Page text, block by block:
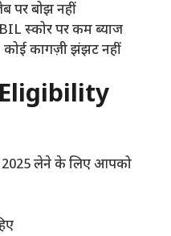
पर बोझ नहीं
स्कोर पर कम ब्याज
कोई कागज़ी झंझट नहीं
Eligibility
लेने के लिए आपको